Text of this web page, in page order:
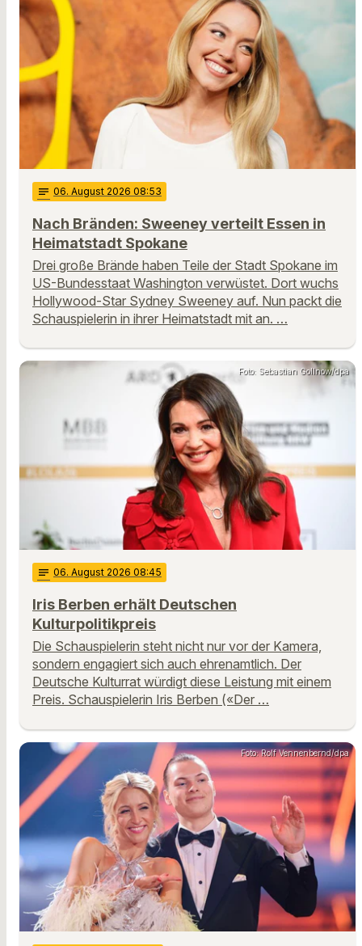
notes 06. August 2026 08:53
Nach Bränden: Sweeney verteilt Essen in
Heimatstadt Spokane
Drei große Brände haben Teile der Stadt Spokane im
US-Bundesstaat Washington verwüstet. Dort wuchs
Hollywood-Star Sydney Sweeney auf. Nun packt die
Schauspielerin in ihrer Heimatstadt mit an. …
Foto: Sebastian Gollnow/dpa
notes 06. August 2026 08:45
Iris Berben erhält Deutschen
Kulturpolitikpreis
Die Schauspielerin steht nicht nur vor der Kamera,
sondern engagiert sich auch ehrenamtlich. Der
Deutsche Kulturrat würdigt diese Leistung mit einem
Preis. Schauspielerin Iris Berben («Der …
Foto: Rolf Vennenbernd/dpa